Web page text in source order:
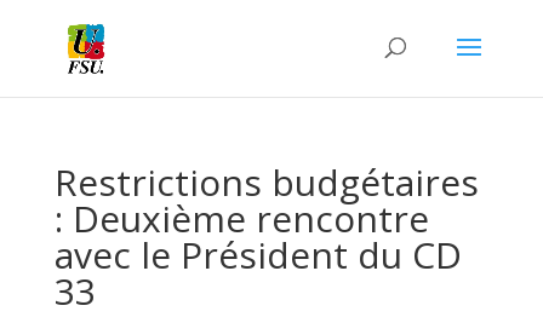
Restrictions budgétaires
: Deuxième rencontre
avec le Président du CD
33